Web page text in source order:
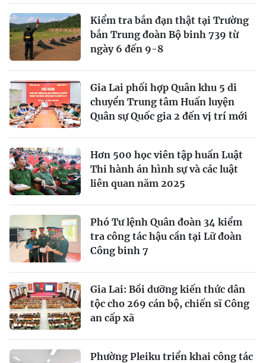
Kiểm tra bắn đạn thật tại Trường
bắn Trung đoàn Bộ binh 739 từ
ngày 6 đến 9-8
Gia Lai phối hợp Quân khu 5 di
chuyển Trung tâm Huấn luyện
Quân sự Quốc gia 2 đến vị trí mới
Hơn 500 học viên tập huấn Luật
Thi hành án hình sự và các luật
liên quan năm 2025
Phó Tư lệnh Quân đoàn 34 kiểm
tra công tác hậu cần tại Lữ đoàn
Công binh 7
Gia Lai: Bồi dưỡng kiến thức dân
tộc cho 269 cán bộ, chiến sĩ Công
an cấp xã
Phường Pleiku triển khai công tác